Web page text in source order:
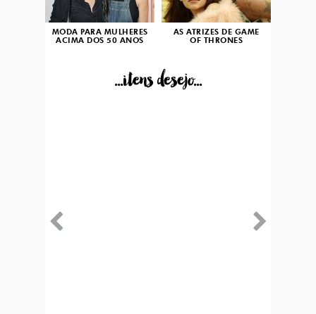
MODA PARA MULHERES
ACIMA DOS 50 ANOS
AS ATRIZES DE GAME
OF THRONES
...itens desejo...